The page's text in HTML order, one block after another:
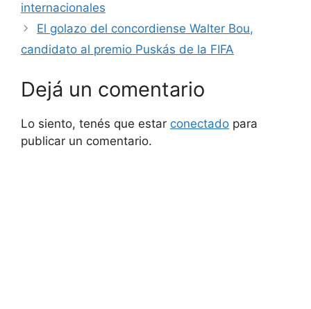
internacionales
El golazo del concordiense Walter Bou,
candidato al premio Puskás de la FIFA
Dejá un comentario
Lo siento, tenés que estar conectado para
publicar un comentario.